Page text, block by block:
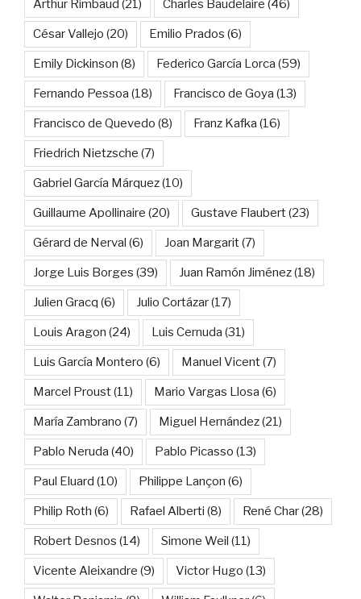
Arthur Rimbaud (21) Charles Baudelaire (46)
César Vallejo (20) Emilio Prados (6)
Emily Dickinson (8) Federico García Lorca (59)
Fernando Pessoa (18) Francisco de Goya (13)
Francisco de Quevedo (8) Franz Kafka (16)
Friedrich Nietzsche (7)
Gabriel García Márquez(10)
Guillaume Apollinaire (20) Gustave Flaubert(23)
Gérard de Nerval (6) Joan Margarit(7)
Jorge Luis Borges (39) Juan Ramón Jiménez(18)
Julien Gracq (6) Julio Cortázar(17)
Louis Aragon (24) Luis Cernuda (31)
Luis García Montero (6) Manuel Vicent(7)
Marcel Proust(11) Mario Vargas Llosa (6)
María Zambrano (7) Miguel Hernández(21)
Pablo Neruda (40) Pablo Picasso (13)
Paul Eluard (10) Philippe Lançon (6)
Philip Roth (6) Rafael Alberti (8) René Char(28)
Robert Desnos (14) Simone Weil (11)
Vicente Aleixandre (9) Victor Hugo (13)